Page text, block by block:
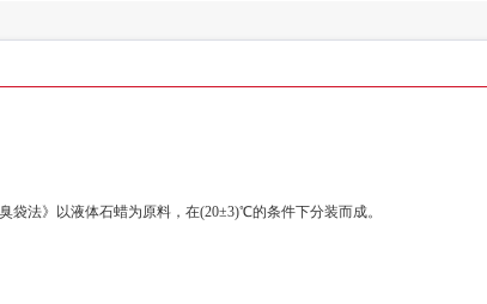
袋法》以液体石蜡为原料，在(20±3)℃的条件下分装而成。